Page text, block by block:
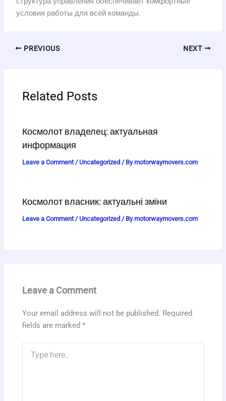
условия работы для всей команды.
PREVIOUS NEXT
Related Posts
Космолот владелец: актуальная
информация
Leave a Comment /Uncategorized / Bymotorwaymovers.com
Космолот власник: актуальні зміни
Leave a Comment /Uncategorized / Bymotorwaymovers.com
Leave a Comment
Your email address will not be published. Required
fields are marked*
here..